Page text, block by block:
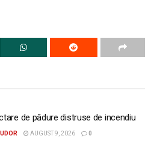
de pădure distruse de incendiu
AUGUST 9, 2026 0